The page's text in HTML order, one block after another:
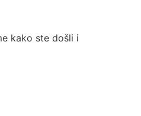
kako ste došli i